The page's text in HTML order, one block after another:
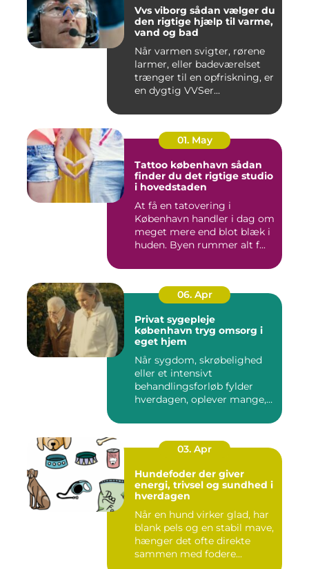
Vvs viborg sådan vælger du
den rigtige hjælp til varme,
vand og bad
Når varmen svigter, rørene
larmer, eller badeværelset
trænger til en opfriskning, er
en dygtig VVSer...
01. May
Tattoo københavn sådan
finder du det rigtige studio
i hovedstaden
At få en tatovering i
København handler i dag om
meget mere end blot blæk i
huden. Byen rummer alt f...
06. Apr
Privat sygepleje
københavn tryg omsorg i
eget hjem
Når sygdom, skrøbelighed
eller et intensivt
behandlingsforløb fylder
hverdagen, oplever mange,
03. Apr
Hundefoder der giver
energi, trivsel og sundhed i
hverdagen
Når en hund virker glad, har
blank pels og en stabil mave,
hænger det ofte direkte
sammen med fodere...